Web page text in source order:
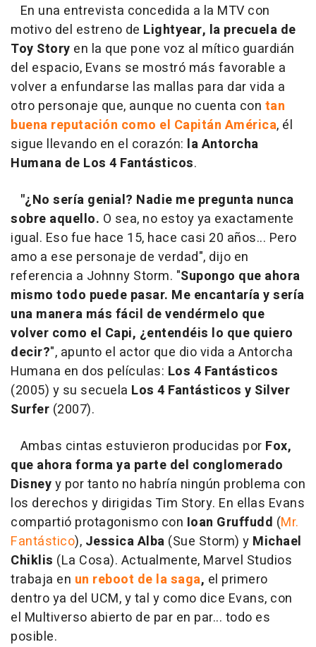
En una entrevista concedida a la MTV con
motivo del estreno de Lightyear, la precuela de
Toy Story en la que pone voz al mítico guardián
del espacio, Evans se mostró más favorable a
volver a enfundarse las mallas para dar vida a
otro personaje que, aunque no cuenta con tan
buena reputación como el Capitán América, él
sigue llevando en el corazón: la Antorcha
Humana de Los 4 Fantásticos.
"¿No sería genial? Nadie me pregunta nunca
sobre aquello. O sea, no estoy ya exactamente
igual. Eso fue hace 15, hace casi 20 años... Pero
amo a ese personaje de verdad", dijo en
referencia a Johnny Storm. "Supongo que ahora
mismo todo puede pasar. Me encantaría y sería
una manera más fácil de vendérmelo que
volver como el Capi, ¿entendéis lo que quiero
decir?", apunto el actor que dio vida a Antorcha
Humana en dos películas: Los 4 Fantásticos
(2005) y su secuela Los 4 Fantásticos y Silver
Surfer (2007).
Ambas cintas estuvieron producidas por Fox,
que ahora forma ya parte del conglomerado
Disneyy por tanto no habría ningún problema con
los derechos y dirigidas Tim Story. En ellas Evans
compartió protagonismo con Ioan Gruffudd (Mr.
Fantástico), Jessica Alba (Sue Storm) y Michael
Chiklis (La Cosa). Actualmente, Marvel Studios
trabaja en un reboot de la saga, el primero
dentro ya del UCM, y tal y como dice Evans, con
el Multiverso abierto de par en par... todo es
posible.